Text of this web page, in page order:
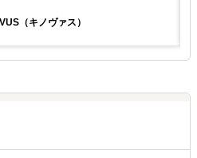
（キノヴァス）